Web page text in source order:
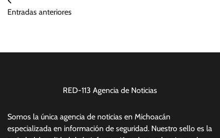
Entradas anteriores
RED-113 Agencia de Noticias
Somos la única agencia de noticias en Michoacán
especializada en información de seguridad. Nuestro sello es la